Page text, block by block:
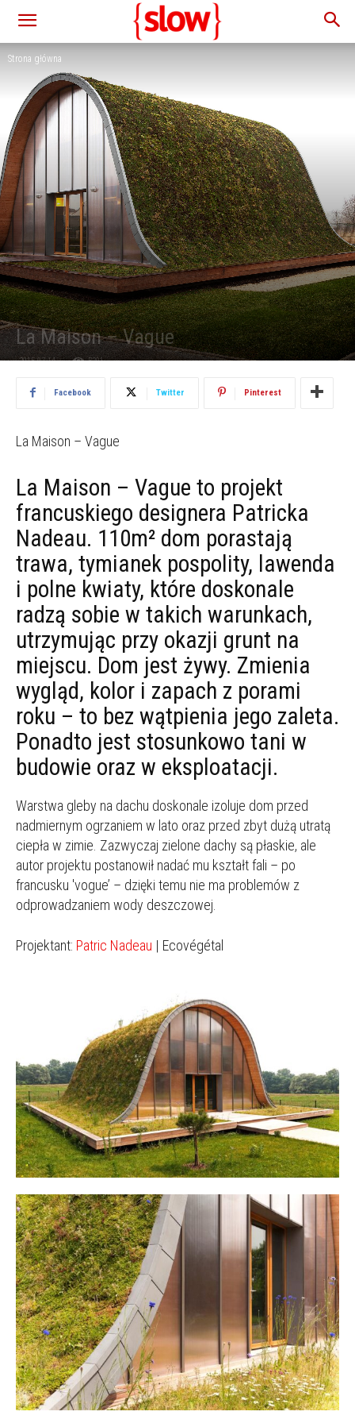
Strona główna
La Maison – Vague
2015.07.14 5201
Facebook Twitter Pinterest
La Maison – Vague
La Maison – Vague to projekt
francuskiego designera Patricka
Nadeau. 110m² dom porastają
trawa, tymianek pospolity, lawenda
i polne kwiaty, które doskonale
radzą sobie w takich warunkach,
utrzymując przy okazji grunt na
miejscu. Dom jest żywy. Zmienia
wygląd, kolor i zapach z porami
roku – to bez wątpienia jego zaleta.
Ponadto jest stosunkowo tani w
budowie oraz w eksploatacji.
Warstwa gleby na dachu doskonale izoluje dom przed
nadmiernym ogrzaniem w lato oraz przed zbyt dużą utratą
ciepła w zimie. Zazwyczaj zielone dachy są płaskie, ale
autor projektu postanowił nadać mu kształt fali – po
francusku 'vogue’ – dzięki temu nie ma problemów z
odprowadzaniem wody deszczowej.
Projektant: Patric Nadeau | Ecovégétal